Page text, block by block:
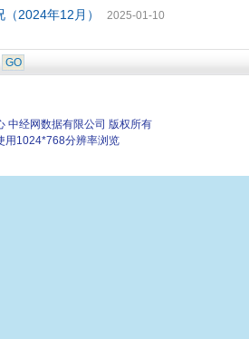
2024年12月） 2025-01-10
中经网数据有限公司 版权所有
用1024*768分辨率浏览